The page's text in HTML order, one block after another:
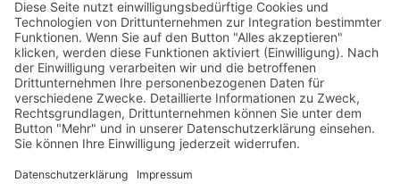
Kontakt Versandkosten und Lieferung
Zahlungsarten
FAQ – Häufig gestellte Fragen
Mein Konto
Allgemeine Geschäftsbedingungen
Datenschutz
Impressum
Barrierefreiheit
Cookie-Einstellungen
Widerrufsbelehrung
Vertrag widerrufen